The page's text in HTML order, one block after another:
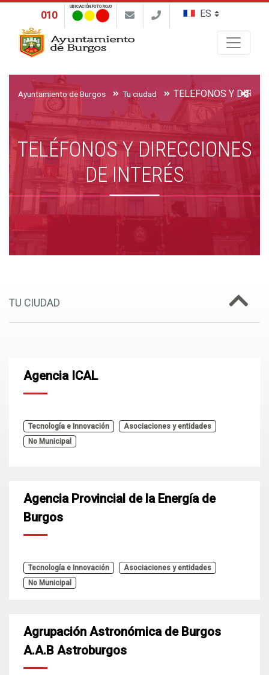
010
UBICACIÓN FOTO ROJO
Ayuntamiento de Burgos Tu ciudad
TELÉFONOS Y DIRECCIONES
DE INTERÉS
TU CIUDAD
Agencia ICAL
Tecnología e Innovación
Asociaciones y entidades
No Municipal
Agencia Provincial de la Energía de
Burgos
Tecnología e Innovación
Asociaciones y entidades
No Municipal
Agrupación Astronómica de Burgos
A.A.B Astroburgos